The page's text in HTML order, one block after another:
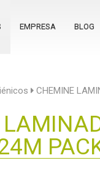
EMPRESA BLOG
CHEMINE